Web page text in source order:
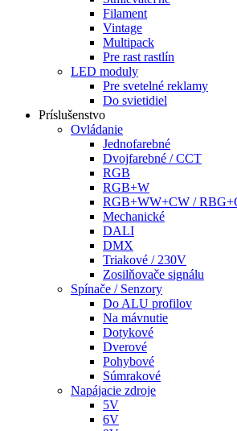
Filament
Vintage
Multipack
Pre rast rastlín
LED moduly
Pre svetelné reklamy
Do svietidiel
Príslušenstvo
Ovládanie
Jednofarebné
Dvojfarebné / CCT
RGB
RGB+W
RGB+WW+CW /
Mechanické
DALI
DMX
Triakové / 230V
Zosilňovače signálu
Spínače / Senzory
Do ALU profilov
Na mávnutie
Dotykové
Dverové
Pohybové
Súmrakové
Napájacie zdroje
5V
6V